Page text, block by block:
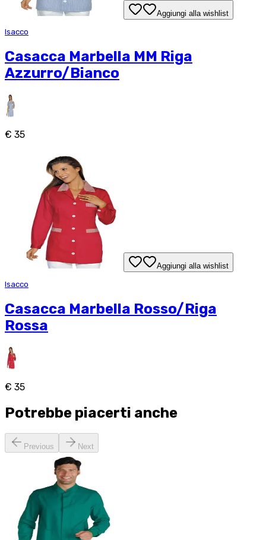
Aggiungi alla wishlist
Isacco
Casacca Marbella MM Riga
Azzurro/Bianco
€ 35
Aggiungi alla wishlist
Isacco
Casacca Marbella Rosso/Riga
Rossa
€ 35
Potrebbe piacerti anche
Previous Next